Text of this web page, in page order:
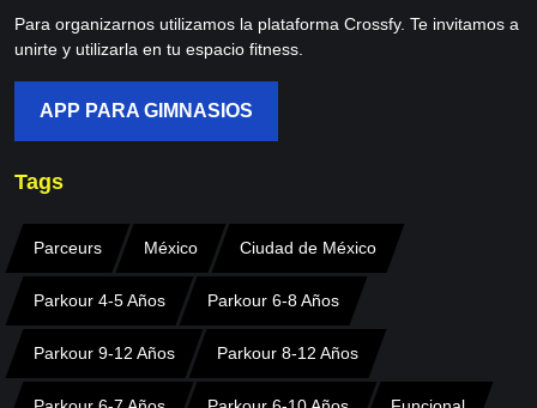
Para organizarnos utilizamos la plataforma Crossfy. Te invitamos a
unirte y utilizarla en tu espacio fitness.
APP PARA GIMNASIOS
Tags
Parceurs México Ciudad de México
Parkour 4-5 Años Parkour 6-8 Años
Parkour 9-12 Años Parkour 8-12 Años